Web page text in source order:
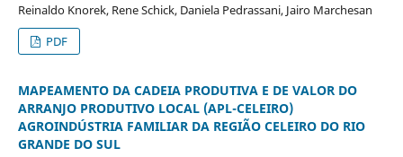
Reinaldo Knorek, Rene Schick, Daniela Pedrassani, Jairo Marchesan
PDF
MAPEAMENTO DA CADEIA PRODUTIVA E DE VALOR DO
ARRANJO PRODUTIVO LOCAL (APL-CELEIRO)
AGROINDÚSTRIA FAMILIAR DA REGIÃO CELEIRO DO RIO
GRANDE DO SUL